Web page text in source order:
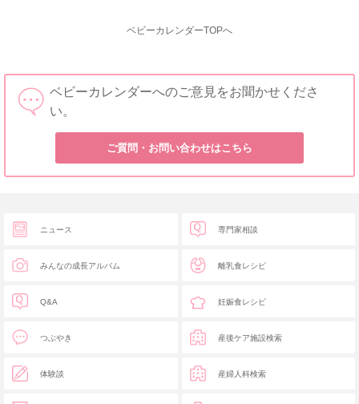
ベビーカレンダーTOPへ
ベビーカレンダーへのご意見をお聞かせくださ
い。
ご質問・お問い合わせはこちら
ニュース
みんなの成長アルバム
Q&A
つぶやき
体験談
専門家相談
離乳食レシピ
妊娠食レシピ
産後ケア施設検索
産婦人科検索